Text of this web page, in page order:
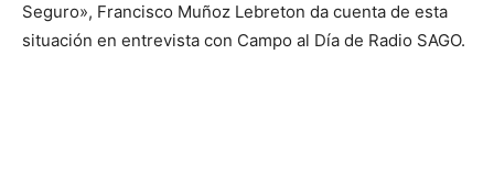
Seguro», Francisco Muñoz Lebreton da cuenta de esta
situación en entrevista con Campo al Día de Radio SAGO.